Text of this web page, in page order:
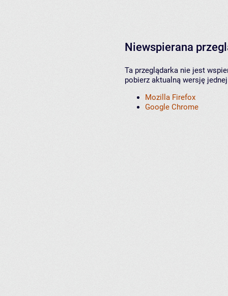
Niewspierana
Ta przeglądarka nie jest
pobierz aktualną wersję
Mozilla Firefox
Google Chrome